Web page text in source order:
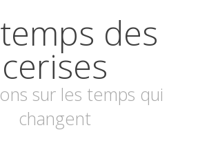
des
cerises
sur les temps qui
changent